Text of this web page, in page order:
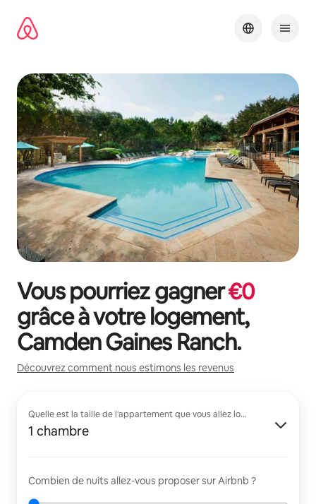
directement
Vous pourriez gagner€0
grâce à votre logement,
Camden Gaines Ranch.
Découvrez comment nous estimons les revenus
Quelle est la taille de l'appartement que vous allez louer ?
1 chambre
Combien de nuits allez-vous proposer sur Airbnb ?